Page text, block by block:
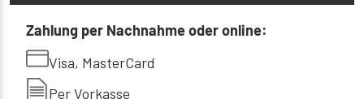
Zahlung per Nachnahme oder online:
Visa, MasterCard
Per Vorkasse